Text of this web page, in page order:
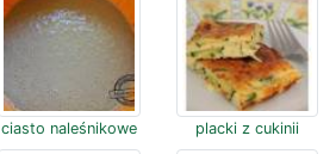
ciasto naleśnikowe placki z cukinii